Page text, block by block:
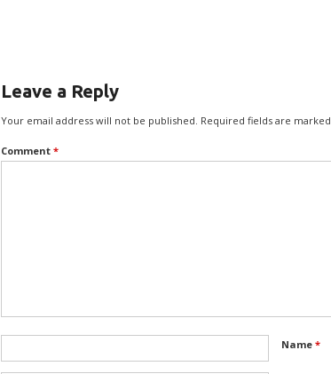
Leave a Reply
Your email address will not be published. Required fields are marked
Comment *
Name *